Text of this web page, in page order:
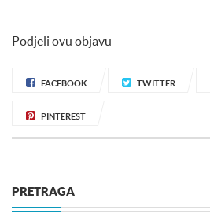
Podjeli ovu objavu
FACEBOOK TWITTER
PINTEREST
PRETRAGA